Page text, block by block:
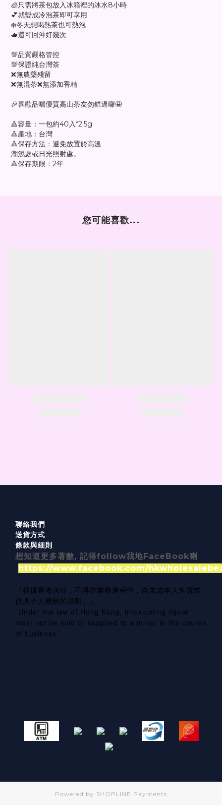
🧊只需將茶包放入冰箱裡的冰水8小時
💕就變成冷泡茶即可享用
❄️冬天想喝熱茶也可熱泡
🫖還可回沖好幾次
💯品質嚴格管控
💯保證純台灣茶
❌無農藥殘留
❌無混茶❌無添加香精
🎉喜歡品嚐優質高山茶友勿錯過囉🤩
🔺容量：一包約40入*2.5g
🔺產地：台灣
🔺保存方法：避免放置於高溫
潮濕處或日光照射處。
🔺保存期限：2年
您可能喜歡...
聯絡我們
送貨方式
條款與細則
想知道更多著數, 記得follow我地FaceBook喇
https://www.facebook.com/
『根據香港法律，不得在業務過程中，向未成年人售賣或
供應令人醺醉的酒類。』
“Under the law of Hong Kong, intoxicating liquor
must not be sold or supplied to a minor in the course
of business.”
Powered by SHOPLINE Payments